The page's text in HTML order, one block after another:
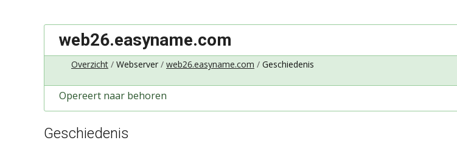
web26.easyname.com
Overzicht Webserver web26.easyname.com Geschiedenis
Opereert naar behoren
Geschiedenis